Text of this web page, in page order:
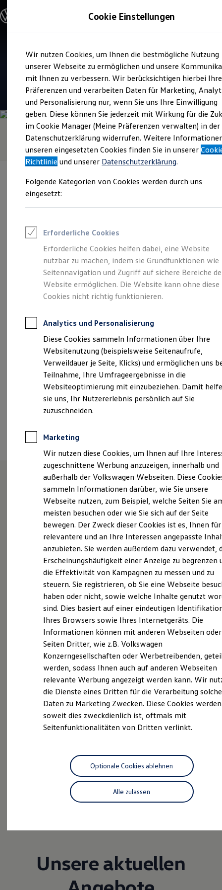
Hauptinhalt
springen
Footer
springen
Modelle und Konfigurator
Modelle vergleichen
Elektroautos
ENERGY Sondermodelle
Nutzfahrzeuge
SUV und CUV
Familienautos
Kombis
Kompaktwagen
Sportwagen
Schnell verfügbare Fahrzeuge
Angebote und Produkte
Aktuelle Angebote
E-Auto-Förderung
Volkswagen Marktplatz
Junge Gebrauchtwagen und Gebrauchtwagen
Volkswagen Zertifizierte Gebrauchtwagen
Zubehör- und Serviceangebote
Leasing
Leasing-Angebote
Gebrauchtwagen Leasing
Junge Gebrauchtwagen-Leasing
Elektroauto Leasing
Kleinwagen-Leasing
Leasing ohne Anzahlung
Finanzierung
Kfz-Versicherung
Restschuldversicherungen
Garantien
Wartungsverträge
Geschäftskunden
Professional Class bei Volkswagen
Großkunden
Behörden
Direktkunden
Sonderfahrzeuge
Anpfiff zum Gewinn
Elektroautos
ID. Tutorials
Elektrofahrzeugkonzepte
Reichweite
Reichweite der ID. Modelle
Reichweite im Winter
Laden
Laden unterwegs
Laden Zuhause
Ladestationen finden
Ladezeitensimulator
Batterie
Sicherheit
Garantie und Lebensdauer
Nachhaltigkeit
Technologie
Kosten und Kauf
Verbrauchskosten
Kaufoptionen
E-Auto-Förderung
Software und Konnektivität
ID. Software Versionen und Updates
Digitale Extras
Schnittstellen zu Ihrem ID.
Hybridautos
Marke und Erlebnis
Volkswagen R und R Experience
R-Modelle
Driving Experience
Volkswagen entdecken
Lifestyle Shop
T-Roc Kollektion
Golf Kollektion
ID. Kollektion
Volkswagen Kollektion
R-Kollektion
Software Updates
Service und Ersatzteile
Inspektion und HU/AU
Verkauf und Service
Autohaus Kreisser
4.8| 522 Bewertungen
Klingensteiner Straße 49, 89081 Ulm
info@kreisser.de
+49 731 39710
Samstag
13:00
Sonntag
Geschlossen
Wie können wir
Ihnen weiterhelfen?
Servicetermin buchen
Serviceanfrage stellen
Unsere Leistungenim
Überblick
Volkswagen Economy
Online-Fahrzeugbewertung
Unsere aktuellen
Cookie Einstellungen
Wir nutzen Cookies, um Ihnen die bestmögliche Nutzung
unserer Webseite zu ermöglichen und unsere
mit Ihnen zu verbessern. Wir berücksichtigen hierbei Ihre
Präferenzen und verarbeiten Daten für Marketing,
und Personalisierung nur, wenn Sie uns Ihre Einwilligung
geben. Diese können Sie jederzeit mit Wirkung für die
im Cookie Manager (Meine Präferenzen verwalten) in der
Datenschutzerklärung widerrufen. Weitere
unseren eingesetzten Cookies finden Sie in unserer
Richtlinie und unserer Datenschutzerklärung.
Folgende Kategorien von Cookies werden durch uns
eingesetzt:
Erforderliche Cookies
Erforderliche Cookies helfen dabei, eine Website
nutzbar zu machen, indem sie Grundfunktionen wie
Seitennavigation und Zugriff auf sichere Bereiche
Website ermöglichen. Die Website kann ohne diese
Cookies nicht richtig funktionieren.
Analytics und Personalisierung
Diese Cookies sammeln Informationen über Ihre
Websitenutzung (beispielsweise Seitenaufrufe,
Verweildauer je Seite, Klicks) und ermöglichen uns
Teilnahme, Ihre Umfrageergebnisse in die
Websiteoptimierung mit einzubeziehen. Damit
sie uns, Ihr Nutzererlebnis persönlich auf Sie
zuzuschneiden.
Marketing
Wir nutzen diese Cookies, um Ihnen auf Ihre
zugeschnittene Werbung anzuzeigen, innerhalb und
außerhalb der Volkswagen Webseiten. Diese
sammeln Informationen darüber, wie Sie unsere
Webseite nutzen, zum Beispiel, welche Seiten Sie
meisten besuchen oder wie Sie sich auf der Seite
bewegen. Der Zweck dieser Cookies ist es, Ihnen für
relevantere und an Ihre Interessen angepasste
anzubieten. Sie werden außerdem dazu verwendet,
Erscheinungshäufigkeit einer Anzeige zu begrenzen
die Effektivität von Kampagnen zu messen und zu
steuern. Sie registrieren, ob Sie eine Webseite
haben oder nicht, sowie welche Inhalte genutzt
sind. Dies basiert auf einer eindeutigen
Ihres Browsers sowie Ihres Internetgeräts. Die
Informationen können mit anderen Webseiten oder
Seiten Dritter, wie z.B. Volkswagen
Konzerngesellschaften oder Werbetreibenden,
werden, sodass Ihnen auch auf anderen Webseiten
relevante Werbung angezeigt werden kann. Wir
die Dienste eines Dritten für die Verarbeitung
Daten zu Marketing Zwecken. Diese Cookies
soweit dies zweckdienlich ist, oftmals mit
Seitenfunktionalitäten von Dritten verlinkt.
Alle zulassen
Optionale Cookies ablehnen